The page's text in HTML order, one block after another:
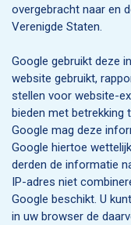
overgebracht naar en
Verenigde Staten.
Google gebruikt deze
website gebruikt,
stellen voor website-
bieden met betrekking
Google mag deze
Google hiertoe
derden de informatie
IP-adres niet
Google beschikt. U
in uw browser de